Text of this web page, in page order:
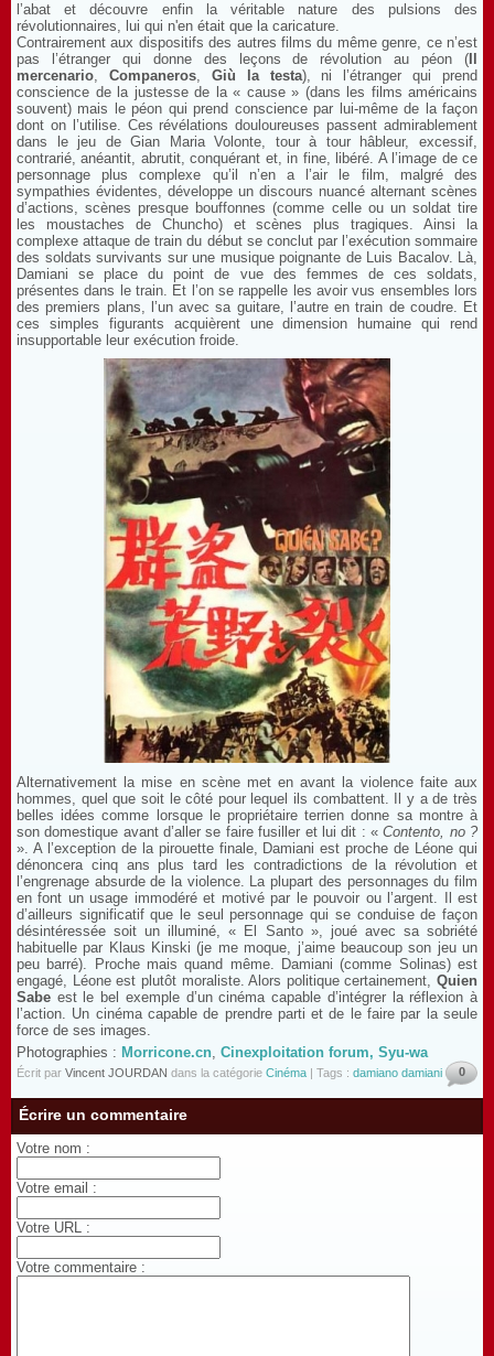
l’abat et découvre enfin la véritable nature des pulsions des
révolutionnaires, lui qui n'en était que la caricature.
Contrairement aux dispositifs des autres films du même genre, ce n’est
pas l’étranger qui donne des leçons de révolution au péon (
mercenario, Companeros, Giù la testa), ni l’étranger qui prend
conscience de la justesse de la « cause » (dans les films américains
souvent) mais le péon qui prend conscience par lui-même de la façon
dont on l’utilise. Ces révélations douloureuses passent admirablement
dans le jeu de Gian Maria Volonte, tour à tour hâbleur, excessif,
contrarié, anéantit, abrutit, conquérant et, in fine, libéré. A l’image de ce
personnage plus complexe qu’il n’en a l’air le film, malgré des
sympathies évidentes, développe un discours nuancé alternant scènes
d’actions, scènes presque bouffonnes (comme celle ou un soldat tire
les moustaches de Chuncho) et scènes plus tragiques. Ainsi la
complexe attaque de train du début se conclut par l’exécution sommaire
des soldats survivants sur une musique poignante de Luis Bacalov. Là,
Damiani se place du point de vue des femmes de ces soldats,
présentes dans le train. Et l’on se rappelle les avoir vus ensembles lors
des premiers plans, l’un avec sa guitare, l’autre en train de coudre. Et
ces simples figurants acquièrent une dimension humaine qui rend
insupportable leur exécution froide.
Alternativement la mise en scène met en avant la violence faite aux
hommes, quel que soit le côté pour lequel ils combattent. Il y a de très
belles idées comme lorsque le propriétaire terrien donne sa montre à
son domestique avant d’aller se faire fusiller et lui dit : «Contento, no ?
». A l’exception de la pirouette finale, Damiani est proche de Léone qui
dénoncera cinq ans plus tard les contradictions de la révolution et
l’engrenage absurde de la violence. La plupart des personnages du film
en font un usage immodéré et motivé par le pouvoir ou l’argent. Il est
d’ailleurs significatif que le seul personnage qui se conduise de façon
désintéressée soit un illuminé, « El Santo », joué avec sa sobriété
habituelle par Klaus Kinski (je me moque, j’aime beaucoup son jeu un
peu barré). Proche mais quand même. Damiani (comme Solinas) est
engagé, Léone est plutôt moraliste. Alors politique certainement, Quien
Sabe est le bel exemple d’un cinéma capable d’intégrer la réflexion à
l’action. Un cinéma capable de prendre parti et de le faire par la seule
force de ses images.
Photographies : Morricone.cn Cinexploitation forum, Syu-wa
Écrit par Vincent JOURDAN dans la catégorie Cinéma | Tags : damiano damiani 0
Écrire un commentaire
Votre nom :
Votre email :
Votre URL :
Votre commentaire :